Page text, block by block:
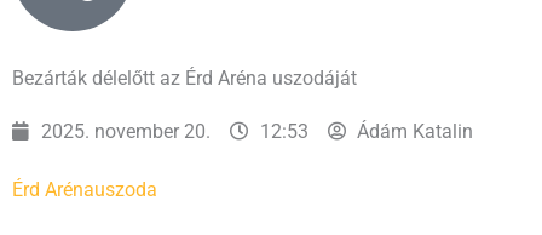
Bezárták délelőtt az Érd Aréna uszodáját
2025. november 20. 12:53 Ádám Katalin
Érd Arénauszoda